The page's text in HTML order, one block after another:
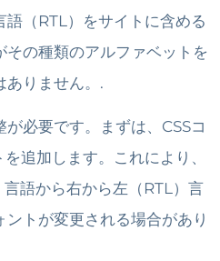
（RTL）をサイトに含める
の種類のアルファベットを
ありません。.
必要です。まずは、CSSコ
追加します。これにより、
語から右から左（RTL）言
トが変更される場合があり